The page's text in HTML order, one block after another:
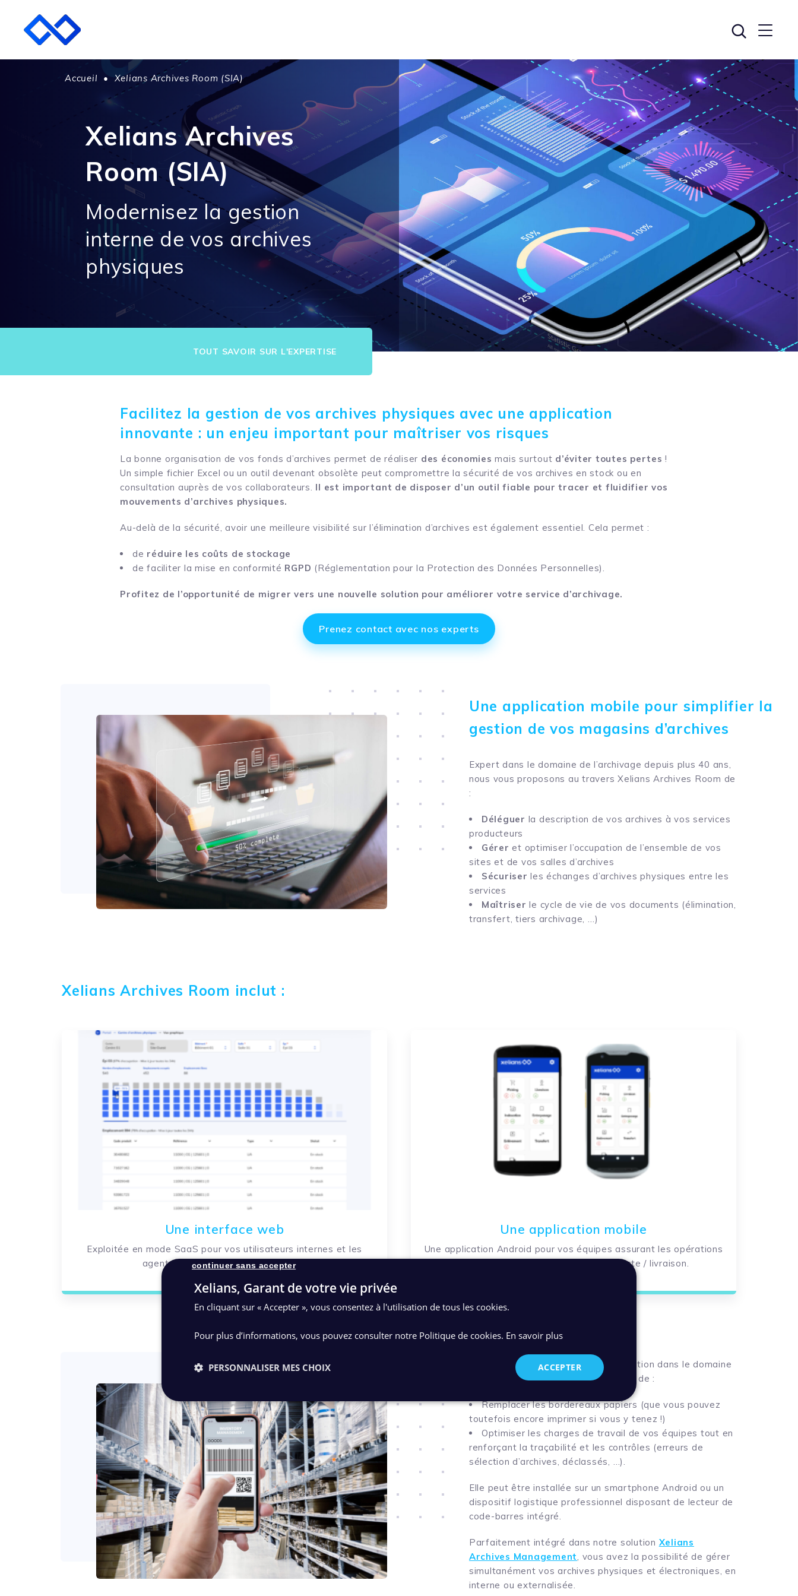
Accueil • Xelians Archives Room (SIA)
Xelians Archives
Room (SIA)
Modernisez la gestion
interne de vos archives
physiques
TOUT SAVOIR SUR L'EXPERTISE
Facilitez la gestion de vos archives physiques avec une application
innovante : un enjeu important pour maîtriser vos risques
La bonne organisation de vos fonds d’archives permet de réaliser des économies mais surtout d’éviter toutes pertes!
Un simple fichier Excel ou un outil devenant obsolète peut compromettre la sécurité de vos archives en stock ou en
consultation auprès de vos collaborateurs. Il est important de disposer d’un outil fiable pour tracer et fluidifier vos
mouvements d’archives physiques.
Au-delà de la sécurité, avoir une meilleure visibilité sur l’élimination d’archives est également essentiel. Cela permet :
de réduire les coûts de stockage
de faciliter la mise en conformité RGPD (Réglementation pour la Protection des Données Personnelles).
Profitez de l’opportunité de migrer vers une nouvelle solution pour améliorer votre service d’archivage.
Prenez contact avec nos experts
Une application mobile pour simplifier la
gestion de vos magasins d’archives
Expert dans le domaine de l’archivage depuis plus 40 ans,
nous vous proposons au travers Xelians Archives Room de
:
Déléguer la description de vos archives à vos services
producteurs
Gérer et optimiser l’occupation de l’ensemble de vos
sites et de vos salles d’archives
Sécuriserles échanges d’archives physiques entre les
services
Maîtriserle cycle de vie de vos documents (élimination,
transfert, tiers archivage, …)
Xelians Archives Room inclut :
Une interface web
Exploitée en mode SaaS pour vos utilisateurs internes et les
agents de votre service d’archivage.
Une application mobile
Une application Android pour vos équipes assurant les opérations
logistiques d’entreposage et de collecte / livraison.
L’application est une véritable innovation dans le domaine
des logiciels d’archivage, elle permet de :
Remplacer les bordereaux papiers (que vous pouvez
toutefois encore imprimer si vous y tenez !)
Optimiser les charges de travail de vos équipes tout en
renforçant la traçabilité et les contrôles (erreurs de
sélection d’archives, déclassés, …).
Elle peut être installée sur un smartphone Android ou un
dispositif logistique professionnel disposant de lecteur de
code-barres intégré.
Parfaitement intégré dans notre solution Xelians
Archives Management, vous avez la possibilité de gérer
simultanément vos archives physiques et électroniques, en
interne ou externalisée.
Xelians, Garant de votre vie privée
En cliquant sur « Accepter », vous consentez à l'utilisation de tous les cookies.
Pour plus d’informations, vous pouvez consulter notre Politique de cookies. En savoir plus
ACCEPTER
continuer sans accepter
PERSONNALISER MES CHOIX